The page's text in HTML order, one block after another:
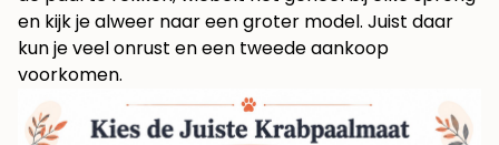
en kijk je alweer naar een groter model. Juist daar
kun je veel onrust en een tweede aankoop
voorkomen.